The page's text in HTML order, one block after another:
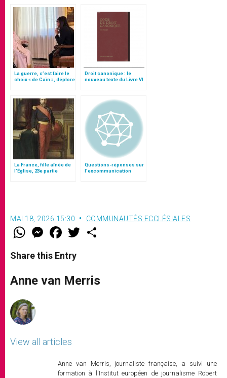
La guerre, c’est faire le
choix « de Caïn », déplore
Droit canonique : le
nouveau texte du Livre VI
La France, fille aînée de
l’Église, 23e partie
Questions-réponses sur
l’excommunication
MAI 18, 2026 15:30 COMMUNAUTÉS ECCLÉSIALES
W
t
s
p
p
M
e
s
e
g
e
F
a
e
b
o
k
w
r
Share this Entry
Anne van Merris
View all articles
Anne van Merris, journaliste française, a suivi une
formation à l'Institut européen de journalisme Robert